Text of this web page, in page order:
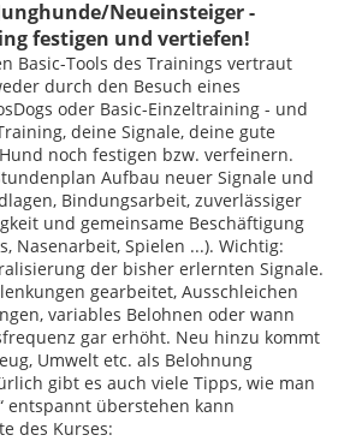
Neueinsteiger -
festigen und vertiefen!
Basic-Tools des Trainings vertraut
durch den Besuch eines
oder Basic-Einzeltraining - und
deine Signale, deine gute
noch festigen bzw. verfeinern.
Aufbau neuer Signale und
Bindungsarbeit, zuverlässiger
und gemeinsame Beschäftigung
Nasenarbeit, Spielen ...). Wichtig:
der bisher erlernten Signale.
gearbeitet, Ausschleichen
variables Belohnen oder wann
gar erhöht. Neu hinzu kommt
Umwelt etc. als Belohnung
gibt es auch viele Tipps, wie man
entspannt überstehen kann
des Kurses: